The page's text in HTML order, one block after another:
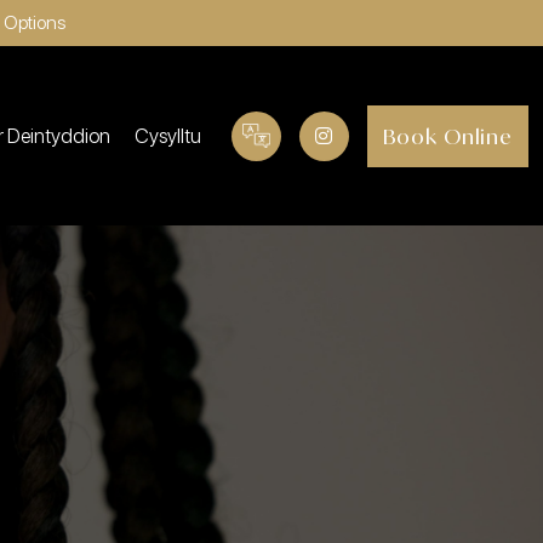
Deintyddion Cysylltu Book Online